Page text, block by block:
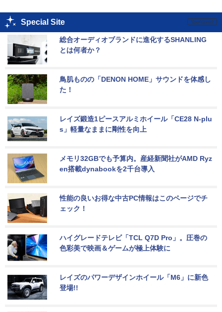
Special Site
総合オーディオブランドに進化するSHANLING
とは何者か？
鳥肌ものの「DENON HOME」サウンドを体感し
た！
レイズ鍛造1ピースアルミホイール「CE28 N-plu
s」軽量なままに剛性を向上
メモリ32GBでも予算内。産経新聞社がAMD Ryz
en搭載dynabookを2千台導入
性能の良いお得な中古PC情報はこのページでチ
ェック！
ハイグレードテレビ「TCL Q7D Pro」。圧巻の
色彩美で映画＆ゲームが極上体験に
レイズのパワーデザインホイール「M6」に新色
登場!!